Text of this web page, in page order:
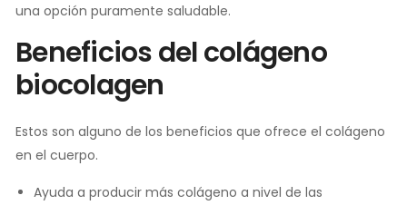
una opción puramente saludable.
Beneficios del colágeno
biocolagen
Estos son alguno de los beneficios que ofrece el colágeno
en el cuerpo.
Ayuda a producir más colágeno a nivel de las